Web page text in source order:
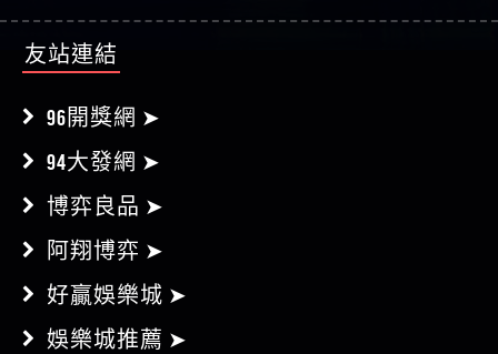
友站連結
96開獎網 ➤
94大發網 ➤
博弈良品 ➤
阿翔博弈 ➤
好贏娛樂城 ➤
娛樂城推薦 ➤